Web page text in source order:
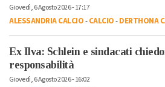
Giovedì, 6 Agosto 2026 - 17:17
ALESSANDRIA CALCIO-CALCIO-DERTHONA
Ex Ilva: Schlein e sindacati
responsabilità
Giovedì, 6 Agosto 2026 - 16:02